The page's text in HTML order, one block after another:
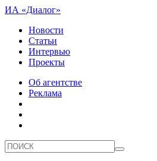
ИА «Диалог»
Новости
Статьи
Интервью
Проекты
Об агентстве
Реклама